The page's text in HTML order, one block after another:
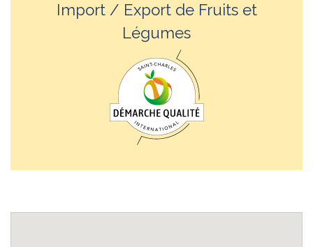
Import / Export de Fruits et
Légumes